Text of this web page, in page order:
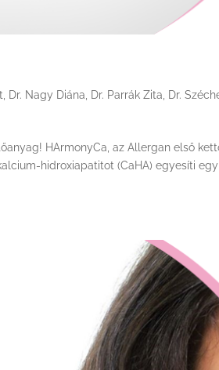
Dr. Nagy Diána Dr. Parrák Zita Dr.
HArmonyCa, az Allergan első
hidroxiapatitot (CaHA) egyesíti